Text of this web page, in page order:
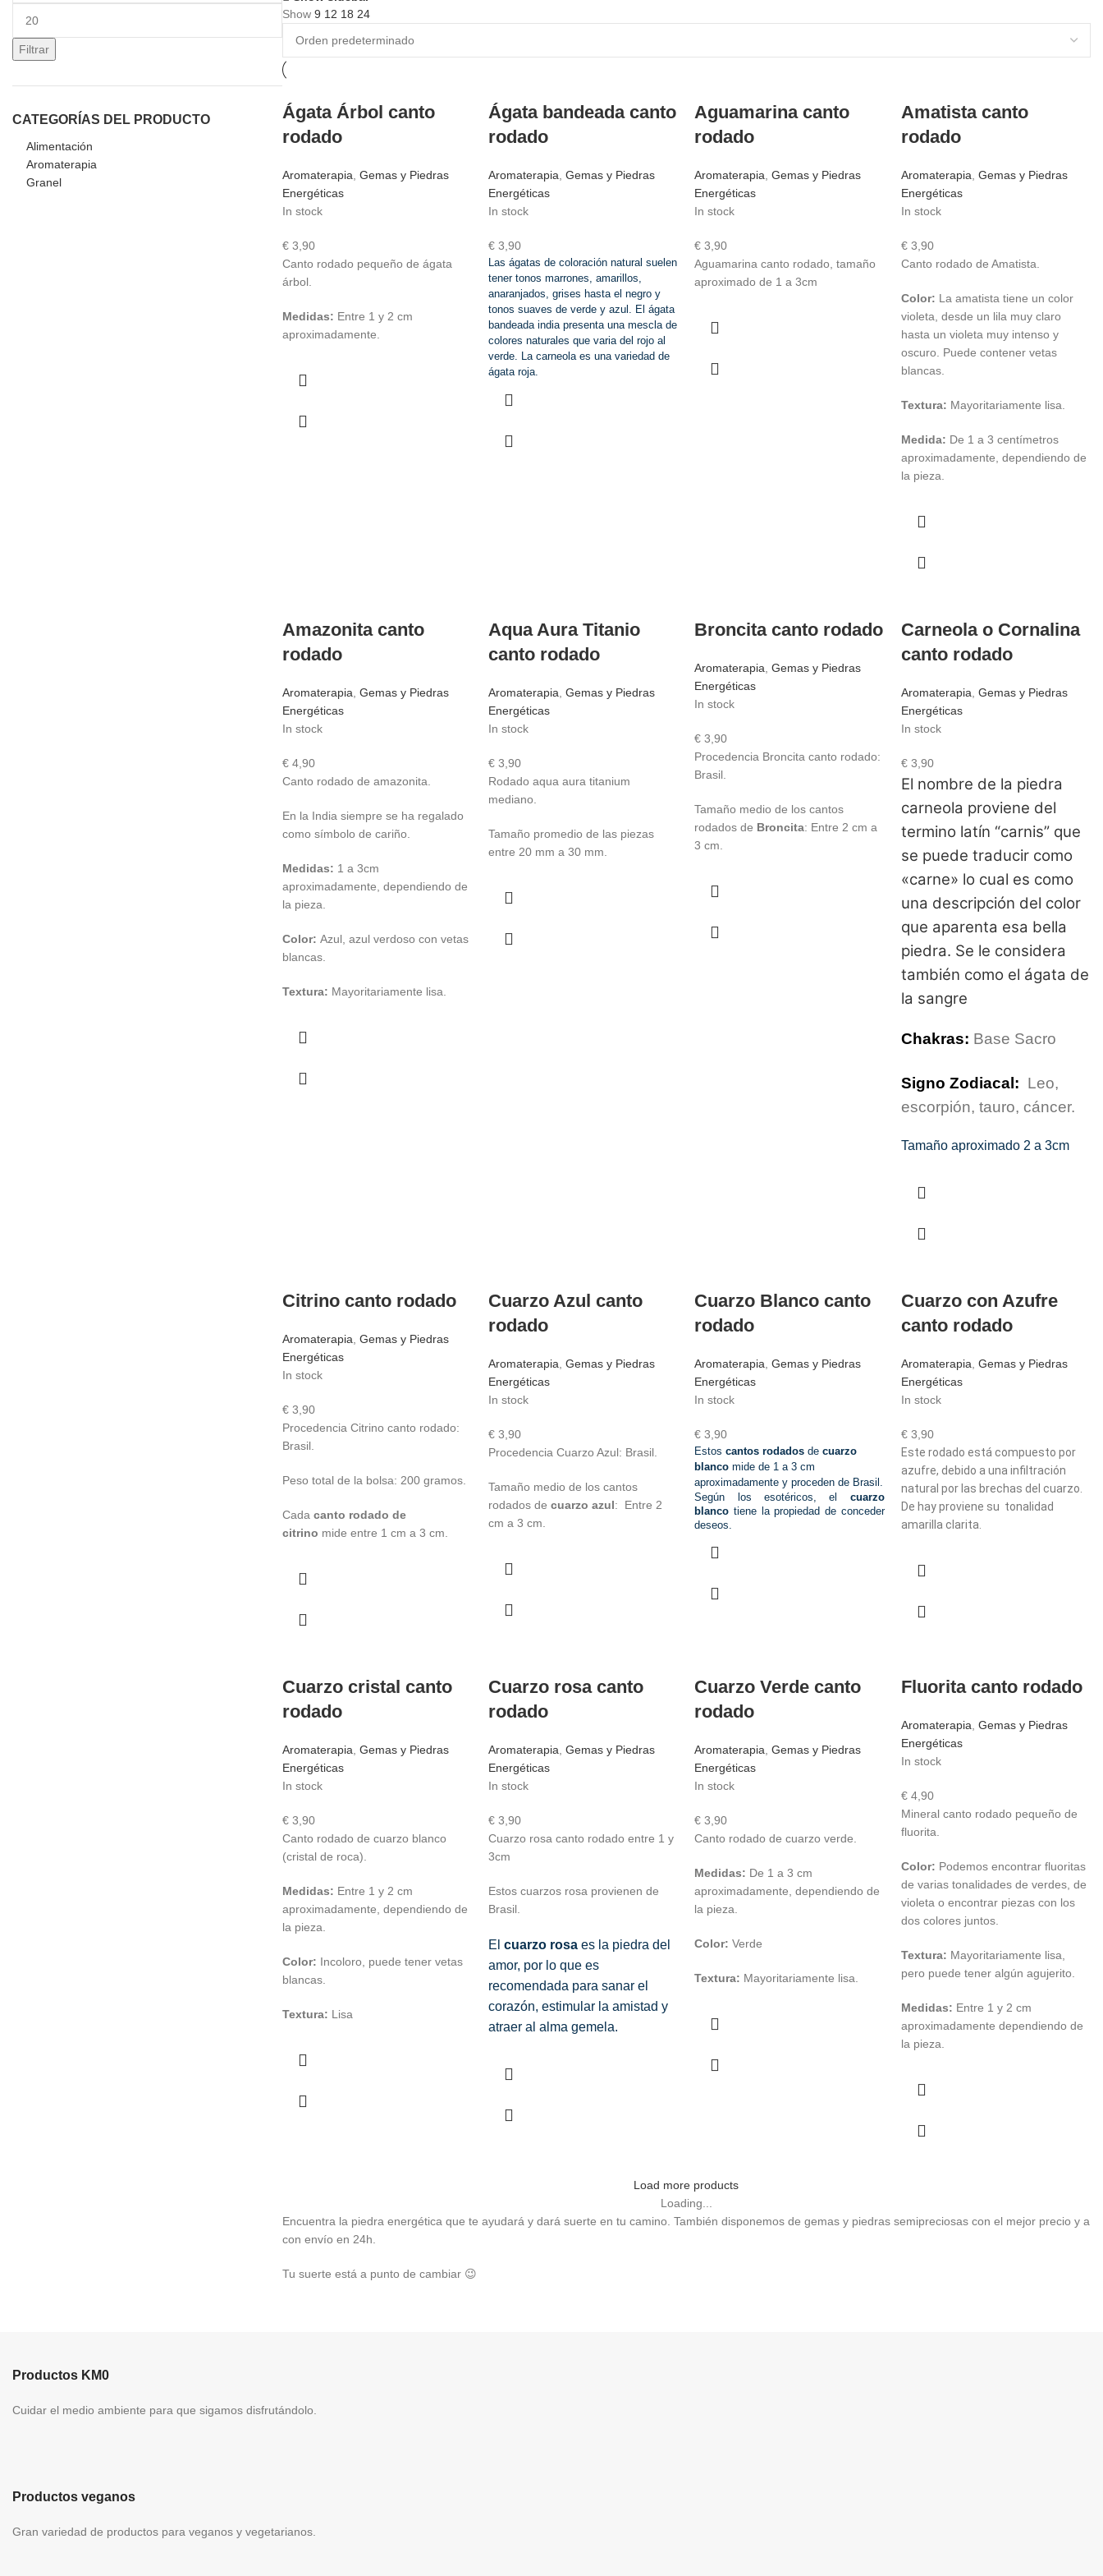
máximo
Filtrar
CATEGORÍAS DEL PRODUCTO
Alimentación
Aromaterapia
Granel
Show 9 12 18 24
Ágata Árbol canto
rodado
Aromaterapia Gemas y Piedras
Energéticas
In stock
€3,90
Canto rodado pequeño de ágata
árbol.
Medidas: Entre 1 y 2 cm
aproximadamente.
Ágata bandeada canto
rodado
Aromaterapia Gemas y Piedras
Energéticas
In stock
€3,90
Las ágatas de coloración natural suelen
tener tonos marrones, amarillos,
anaranjados, grises hasta el negro y
tonos suaves de verde y azul. El ágata
bandeada india presenta una mescla de
colores naturales que varia del rojo al
verde. La carneola es una variedad de
ágata roja.
Aguamarina canto
rodado
Aromaterapia ,Gemas y Piedras
Energéticas
In stock
€ 3,90
Aguamarina canto rodado, tamaño
aproximado de 1 a 3cm
Amatista canto
rodado
Aromaterapia Gemas y Piedras
Energéticas
In stock
€3,90
Canto rodado de Amatista.
Color: La amatista tiene un color
violeta, desde un lila muy claro
hasta un violeta muy intenso y
oscuro. Puede contener vetas
blancas.
Textura: Mayoritariamente lisa.
Medida: De 1 a 3 centímetros
aproximadamente, dependiendo de
la pieza.
Amazonita canto
rodado
Aromaterapia Gemas y Piedras
Energéticas
In stock
€4,90
Canto rodado de amazonita.
En la India siempre se ha regalado
como símbolo de cariño.
Medidas: 1 a 3cm
aproximadamente, dependiendo de
la pieza.
Color: Azul, azul verdoso con vetas
blancas.
Textura: Mayoritariamente lisa.
Aqua Aura Titanio
canto rodado
Aromaterapia Gemas y Piedras
Energéticas
In stock
€3,90
Rodado aqua aura titanium
mediano.
Tamaño promedio de las piezas
entre 20 mm a 30 mm.
Broncita canto rodado
Aromaterapia ,Gemas y Piedras
Energéticas
In stock
€ 3,90
Procedencia Broncita canto rodado:
Brasil.
Tamaño medio de los cantos
rodados de Broncita: Entre 2 cm a
3 cm.
Carneola o Cornalina
canto rodado
Aromaterapia Gemas y Piedras
Energéticas
In stock
€3,90
El nombre de la piedra
carneola proviene del
termino latín “carnis” que
se puede traducir como
«carne» lo cual es como
una descripción del color
que aparenta esa bella
piedra. Se le considera
también como el ágata de
la sangre
Chakras: Base Sacro
Signo Zodiacal: Leo,
escorpión, tauro, cáncer.
Tamaño aproximado 2 a 3cm
Citrino canto rodado
Aromaterapia Gemas y Piedras
Energéticas
In stock
€3,90
Procedencia Citrino canto rodado:
Brasil.
Peso total de la bolsa: 200 gramos.
Cada canto rodado de
citrino mide entre 1 cm a 3 cm.
Cuarzo Azul canto
rodado
Aromaterapia Gemas y Piedras
Energéticas
In stock
€3,90
Procedencia Cuarzo Azul: Brasil.
Tamaño medio de los cantos
rodados de cuarzo azul: Entre 2
cm a 3 cm.
Cuarzo Blanco canto
rodado
Aromaterapia ,Gemas y Piedras
Energéticas
In stock
€ 3,90
Estoscantos rodados decuarzo
blanco mide de 1 a 3 cm
aproximadamente y proceden de Brasil.
Según los esotéricos, el cuarzo
blanco tiene la propiedad de conceder
deseos.
Cuarzo con Azufre
canto rodado
Aromaterapia Gemas y Piedras
Energéticas
In stock
€3,90
Este rodado está compuesto por
azufre, debido a una infiltración
natural por las brechas del cuarzo.
De hay proviene su tonalidad
amarilla clarita.
Cuarzo cristal canto
rodado
Aromaterapia Gemas y Piedras
Energéticas
In stock
€3,90
Canto rodado de cuarzo blanco
(cristal de roca).
Medidas: Entre 1 y 2 cm
aproximadamente, dependiendo de
la pieza.
Color: Incoloro, puede tener vetas
blancas.
Textura: Lisa
Cuarzo rosa canto
rodado
Aromaterapia Gemas y Piedras
Energéticas
In stock
€3,90
Cuarzo rosa canto rodado entre 1 y
3cm
Estos cuarzos rosa provienen de
Brasil.
El cuarzo rosaes la piedra del
amor, por lo que es
recomendada para sanar el
corazón, estimular la amistad y
atraer al alma gemela.
Cuarzo Verde canto
rodado
Aromaterapia ,Gemas y Piedras
Energéticas
In stock
€ 3,90
Canto rodado de cuarzo verde.
Medidas: De 1 a 3 cm
aproximadamente, dependiendo de
la pieza.
Color:Verde
Textura: Mayoritariamente lisa.
Fluorita canto rodado
Aromaterapia Gemas y Piedras
Energéticas
In stock
€4,90
Mineral canto rodado pequeño de
fluorita.
Color: Podemos encontrar fluoritas
de varias tonalidades de verdes, de
violeta o encontrar piezas con los
dos colores juntos.
Textura: Mayoritariamente lisa,
pero puede tener algún agujerito.
Medidas: Entre 1 y 2 cm
aproximadamente dependiendo de
la pieza.
Load more products
Loading...
Encuentra la piedra energética que te ayudará y dará suerte en tu camino. También disponemos de gemas y piedras semipreciosas con el mejor precio y a
con envío en 24h.
Tu suerte está a punto de cambiar 😉
Productos KM0
Cuidar el medio ambiente para que sigamos disfrutándolo.
Productos veganos
Gran variedad de productos para veganos y vegetarianos.